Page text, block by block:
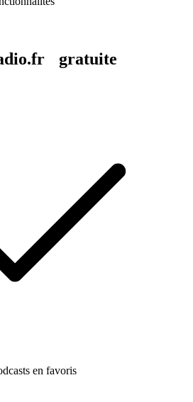
gratuite
en favoris